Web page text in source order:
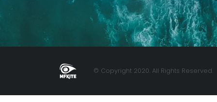
© Copyright 2020. All Rights Reserved.